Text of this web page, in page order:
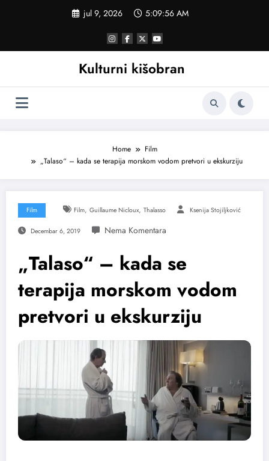
jul 9, 2026 5:09:57 AM
Kulturni kišobran
Home
Film
„Talaso“ – kada se terapija morskom vodom pretvori u ekskurziju
Film Film, Guillaume Nicloux, Thalasso Ksenija Stojiljković
Decembar 6, 2019
„Talaso“ – kada se
terapija morskom vodom
pretvori u ekskurziju